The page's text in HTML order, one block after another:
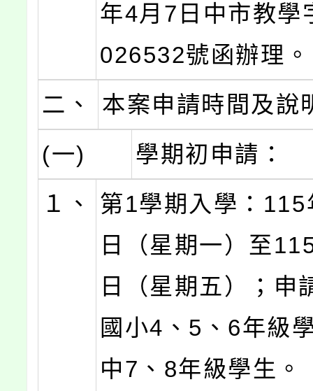
年4月7日中市教學
026532號函辦理。
二、
本案申請時間及說
(一)
學期初申請：
１、
第1學期入學：
日（星期一）至
日（星期五）；申
國小4、5、6年級
中7、8年級學生。